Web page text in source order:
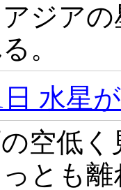
ジア
。
日 水星
空低
とも